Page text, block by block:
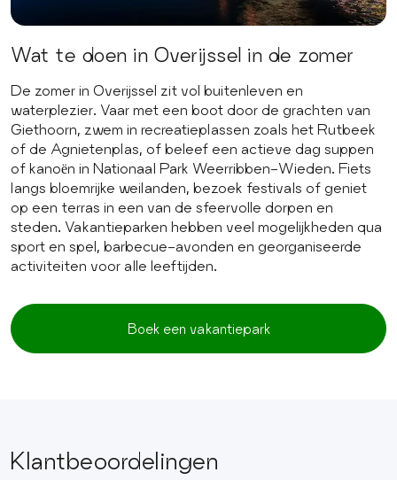
Wat te doen in Overijssel in de zomer
De zomer in Overijssel zit vol buitenleven en
waterplezier. Vaar met een boot door de grachten van
Giethoorn, zwem in recreatieplassen zoals het Rutbeek
of de Agnietenplas, of beleef een actieve dag suppen
of kanoën in Nationaal Park Weerribben-Wieden. Fiets
langs bloemrijke weilanden, bezoek festivals of geniet
op een terras in een van de sfeervolle dorpen en
steden. Vakantieparken hebben veel mogelijkheden qua
sport en spel, barbecue-avonden en georganiseerde
activiteiten voor alle leeftijden.
Boek een vakantiepark
Klantbeoordelingen